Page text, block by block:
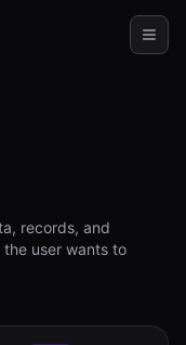
records, and
user wants to